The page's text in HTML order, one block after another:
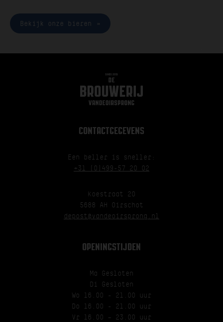
Bekijk onze bieren
CONTACTGEGEVENS
Een beller is sneller:
+31 (0)499-57 20 02
Koestraat 20
5688 AH Oirschot
depost@vandeoirsprong.nl
OPENINGSTIJDEN
Ma Gesloten
Di Gesloten
Wo 16.00 - 21.00 uur
Do 16.00 - 21.00 uur
Vr 16.00 – 23.00 uur